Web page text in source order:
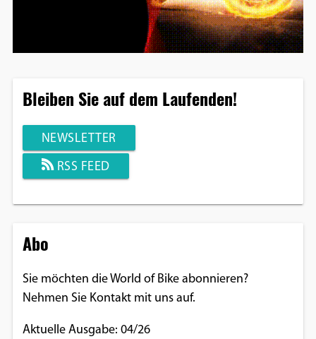
Bleiben Sie auf dem Laufenden!
NEWSLETTER
RSS FEED
Abo
Sie möchten die World of Bike abonnieren?
Nehmen Sie Kontakt mit uns auf.
Aktuelle Ausgabe: 04/26